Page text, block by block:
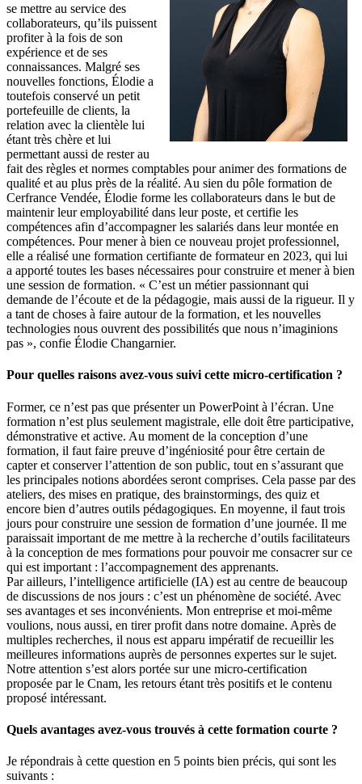
se mettre au service des
collaborateurs, qu’ils puissent
profiter à la fois de son
expérience et de ses
connaissances. Malgré ses
nouvelles fonctions, Élodie a
toutefois conservé un petit
portefeuille de clients, la
relation avec la clientèle lui
étant très chère et lui
permettant aussi de rester au
fait des règles et normes comptables pour animer des formations de
qualité et au plus près de la réalité. Au sien du pôle formation de
Cerfrance Vendée, Élodie forme les collaborateurs dans le but de
maintenir leur employabilité dans leur poste, et certifie les
compétences afin d’accompagner les salariés dans leur montée en
compétences. Pour mener à bien ce nouveau projet professionnel,
elle a réalisé une formation certifiante de formateur en 2023, qui lui
a apporté toutes les bases nécessaires pour construire et mener à bien
une session de formation. « C’est un métier passionnant qui
demande de l’écoute et de la pédagogie, mais aussi de la rigueur. Il y
a tant de choses à faire autour de la formation, et les nouvelles
technologies nous ouvrent des possibilités que nous n’imaginions
pas », confie Élodie Changarnier.
Pour quelles raisons avez-vous suivi cette micro-certification ?
Former, ce n’est pas que présenter un PowerPoint à l’écran. Une
formation n’est plus seulement magistrale, elle doit être participative,
démonstrative et active. Au moment de la conception d’une
formation, il faut faire preuve d’ingéniosité pour être certain de
capter et conserver l’attention de son public, tout en s’assurant que
les principales notions abordées seront comprises. Cela passe par des
ateliers, des mises en pratique, des brainstormings, des quiz et
encore bien d’autres outils pédagogiques. En moyenne, il faut trois
jours pour construire une session de formation d’une journée. Il me
paraissait important de me mettre à la recherche d’outils facilitateurs
à la conception de mes formations pour pouvoir me consacrer sur ce
qui est important : l’accompagnement des apprenants.
Par ailleurs, l’intelligence artificielle (IA) est au centre de beaucoup
de discussions de nos jours : c’est un phénomène de société. Avec
ses avantages et ses inconvénients. Mon entreprise et moi-même
voulions, nous aussi, en tirer profit dans notre domaine. Après de
multiples recherches, il nous est apparu impératif de recueillir les
meilleures informations auprès de personnes expertes sur le sujet.
Notre attention s’est alors portée sur une micro-certification
proposée par le Cnam, les retours étant très positifs et le contenu
proposé intéressant.
Quels avantages avez-vous trouvés à cette formation courte ?
Je répondrais à cette question en 5 points bien précis, qui sont les
suivants :